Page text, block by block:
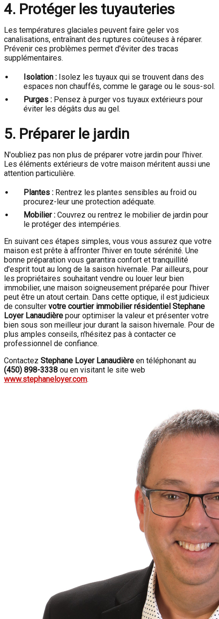
4. Protéger les tuyauteries
Les températures glaciales peuvent faire geler vos
canalisations, entraînant des ruptures coûteuses à réparer.
Prévenir ces problèmes permet d'éviter des tracas
supplémentaires.
Isolation : Isolez les tuyaux qui se trouvent dans des
espaces non chauffés, comme le garage ou le sous-sol.
Purges : Pensez à purger vos tuyaux extérieurs pour
éviter les dégâts dus au gel.
5. Préparer le jardin
N'oubliez pas non plus de préparer votre jardin pour l'hiver.
Les éléments extérieurs de votre maison méritent aussi une
attention particulière.
Plantes : Rentrez les plantes sensibles au froid ou
procurez-leur une protection adéquate.
Mobilier : Couvrez ou rentrez le mobilier de jardin pour
le protéger des intempéries.
En suivant ces étapes simples, vous vous assurez que votre
maison est prête à affronter l'hiver en toute sérénité. Une
bonne préparation vous garantira confort et tranquillité
d'esprit tout au long de la saison hivernale. Par ailleurs, pour
les propriétaires souhaitant vendre ou louer leur bien
immobilier, une maison soigneusement préparée pour l'hiver
peut être un atout certain. Dans cette optique, il est judicieux
de consulter votre courtier immobilier résidentiel Stephane
Loyer Lanaudière pour optimiser la valeur et présenter votre
bien sous son meilleur jour durant la saison hivernale. Pour de
plus amples conseils, n'hésitez pas à contacter ce
professionnel de confiance.
Contactez Stephane Loyer Lanaudière en téléphonant au
(450) 898-3338 ou en visitant le site web
www.stephaneloyer.com.